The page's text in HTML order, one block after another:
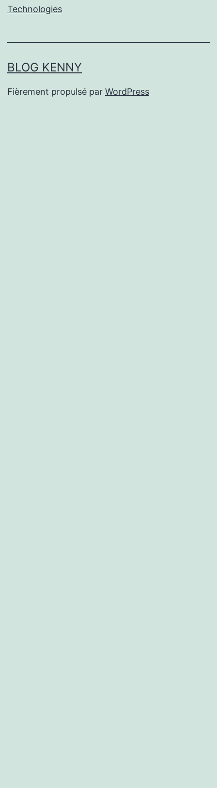
Technologies
BLOG KENNY
Fièrement propulsé par WordPress